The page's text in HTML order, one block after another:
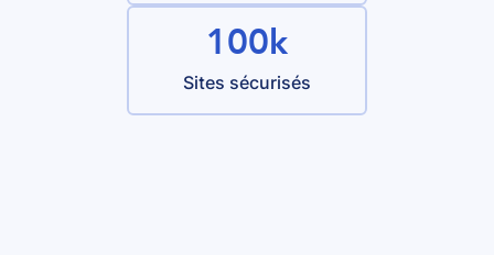
100k
Sites sécurisés